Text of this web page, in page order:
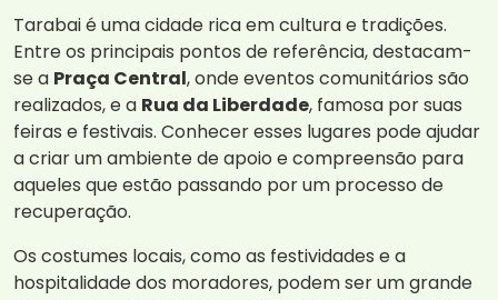
Tarabai é uma cidade rica em cultura e tradições.
Entre os principais pontos de referência, destacam-
se a Praça Central, onde eventos comunitários são
realizados, e a Rua da Liberdade, famosa por suas
feiras e festivais. Conhecer esses lugares pode ajudar
a criar um ambiente de apoio e compreensão para
aqueles que estão passando por um processo de
recuperação.
Os costumes locais, como as festividades e a
hospitalidade dos moradores, podem ser um grande